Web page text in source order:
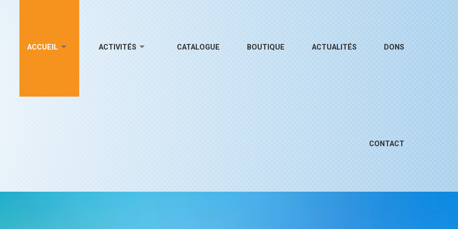
ACCUEIL ACTIVITÉS CATALOGUE BOUTIQUE ACTUALITÉS DONS
CONTACT